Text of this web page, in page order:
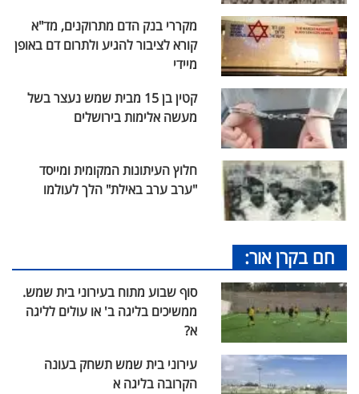
מקררי בנק הדם מתרוקנים, מד"א
קורא לציבור להגיע ולתרום דם באופן
מיידי
קטין בן 15 מבית שמש נעצר בשל
מעשה אלימות בירושלים
חלוץ העיתונות המקומית ומייסד
"ערב ערב באילת" הלך לעולמו
חם בקרן אור:
סוף שבוע מתוח בעירוני בית שמש.
ממשיכים בליגה ב' או עולים לליגה
א?
עירוני בית שמש תשחק בעונה
הקרובה בליגה א